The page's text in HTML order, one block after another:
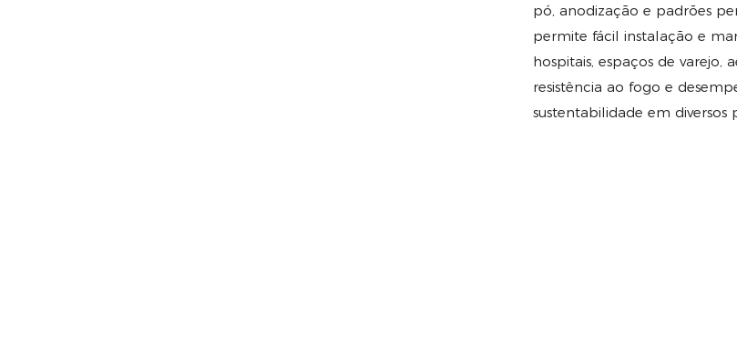
pó, anodização e padrões
permite fácil instalação e
hospitais, espaços de
resistência ao fogo e
sustentabilidade em diversos